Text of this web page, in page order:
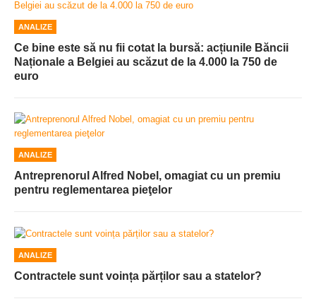
ANALIZE
Ce bine este să nu fii cotat la bursă: acțiunile Băncii
Naționale a Belgiei au scăzut de la 4.000 la 750 de
euro
ANALIZE
Antreprenorul Alfred Nobel, omagiat cu un premiu
pentru reglementarea pieţelor
ANALIZE
Contractele sunt voința părților sau a statelor?